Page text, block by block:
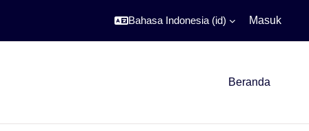
Bahasa Indonesia ‎(id)‎ Masuk
Beranda